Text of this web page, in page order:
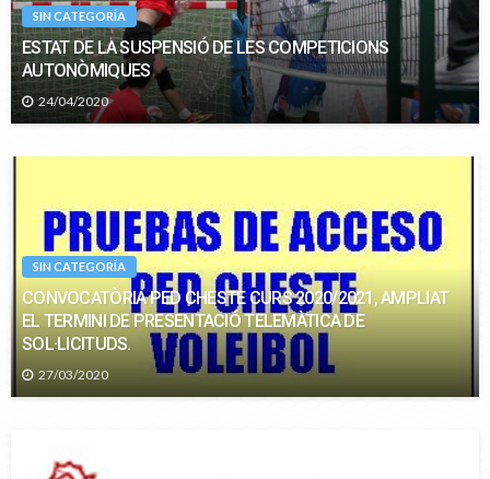
SIN CATEGORÍA
ESTAT DE LA SUSPENSIÓ DE LES COMPETICIONS
AUTONÒMIQUES
24/04/2020
SIN CATEGORÍA
CONVOCATÒRIA PED CHESTE CURS 2020/2021, AMPLIAT
EL TERMINI DE PRESENTACIÓ TELEMÀTICA DE
SOL·LICITUDS.
27/03/2020